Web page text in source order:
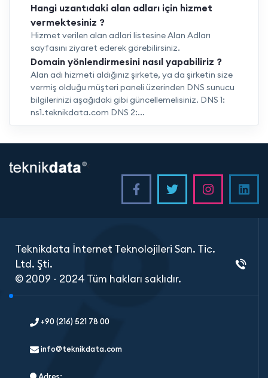
Hangi uzantıdaki alan adları için hizmet
vermektesiniz ?
Hizmet verilen alan adlari listesine Alan Adları
sayfasını ziyaret ederek görebilirsiniz.
Domain yönlendirmesini nasıl yapabiliriz ?
Alan adı hizmeti aldığınız şirkete, ya da şirketin size
vermiş olduğu müşteri paneli üzerinden DNS sunucu
bilgilerinizi aşağıdaki gibi güncellemelisiniz. DNS 1:
ns1.teknikdata.com DNS 2:...
<
Teknikdata İnternet Teknolojileri San. Tic.
Ltd. Şti.
© 2009 - 2024 Tüm hakları saklıdır.
+90 (216) 521 78 00
info@teknikdata.com